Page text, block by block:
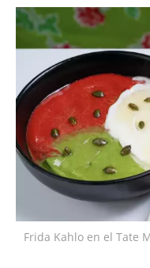
Frida Kahlo en el Tate